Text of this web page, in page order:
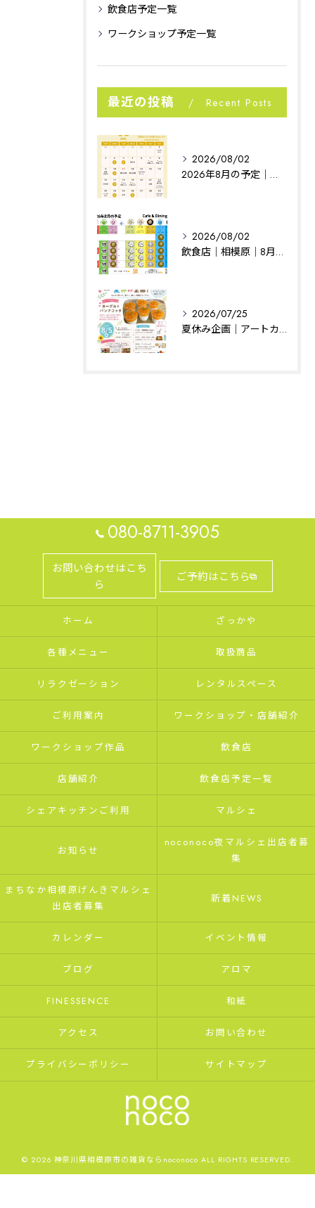
飲食店予定一覧
ワークショップ予定一覧
最近の投稿 Recent Posts
2026/08/02
2026年8月の予定｜相模原イベント｜noconoco
2026/08/02
飲食店｜相模原｜8月の予定
2026/07/25
夏休み企画｜アートカフェはぐ｜相模原
080-8711-3905
お問い合わせはこち
ら
ご予約はこちら
ホーム ざっかや
各種メニュー 取扱商品
リラクゼーション レンタルスペース
ご利用案内 ワークショップ・店舗紹介
ワークショップ作品 飲食店
店舗紹介 飲食店予定一覧
シェアキッチンご利用 マルシェ
お知らせ
noconoco夜マルシェ出店者募
集
まちなか相模原げんきマルシェ
出店者募集
新着NEWS
カレンダー イベント情報
ブログ アロマ
FINESSENCE 和紙
アクセス お問い合わせ
プライバシーポリシー サイトマップ
© 2026 神奈川県相模原市の雑貨ならnoconoco ALL RIGHTS RESERVED.